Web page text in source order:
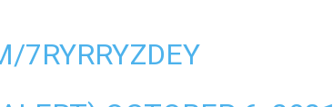
7RYRRYZDEY